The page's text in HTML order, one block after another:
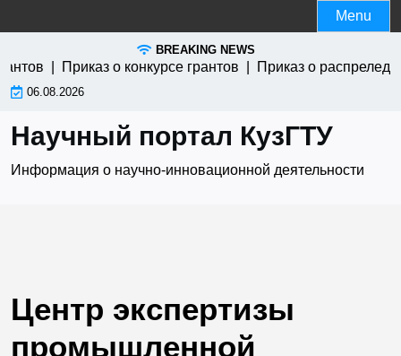
to
Menu
BREAKING NEWS
| Приказ о конкурсе грантов | Приказ о
06.08.2026
Научный портал КузГТУ
Информация о научно-инновационной деятельности
Центр экспертизы
промышленной